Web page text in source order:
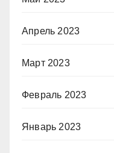
Апрель 2023
Март 2023
Февраль 2023
Январь 2023